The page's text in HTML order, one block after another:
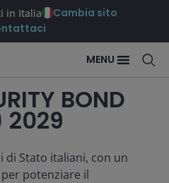
in Italia
Cambia sito
MENU
BOND
2029
di Stato italiani, con un
potenziare il